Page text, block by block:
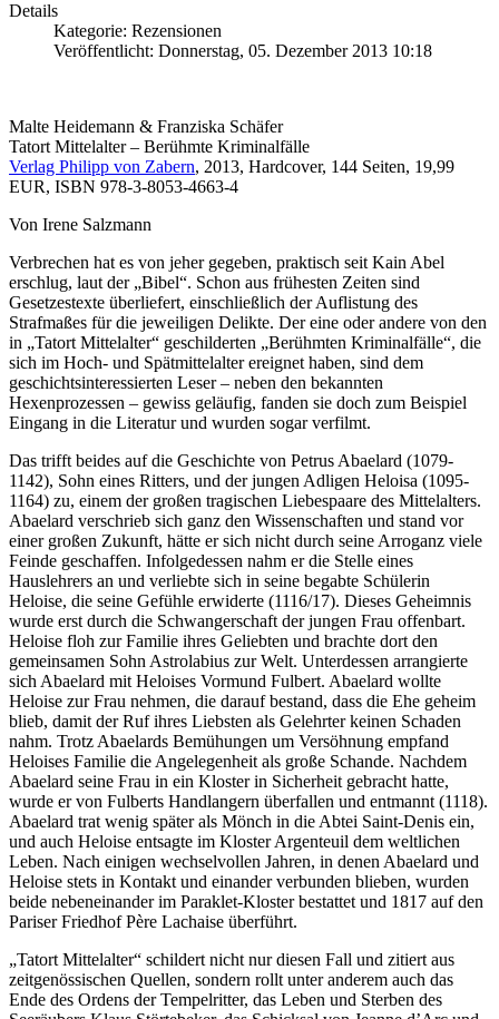
Details
Kategorie: Rezensionen
Veröffentlicht: Donnerstag, 05. Dezember 2013 10:18
Malte Heidemann & Franziska Schäfer
Tatort Mittelalter – Berühmte Kriminalfälle
Verlag Philipp von Zabern, 2013, Hardcover, 144 Seiten, 19,99
EUR, ISBN 978-3-8053-4663-4
Von Irene Salzmann
Verbrechen hat es von jeher gegeben, praktisch seit Kain Abel
erschlug, laut der „Bibel“. Schon aus frühesten Zeiten sind
Gesetzestexte überliefert, einschließlich der Auflistung des
Strafmaßes für die jeweiligen Delikte. Der eine oder andere von den
in „Tatort Mittelalter“ geschilderten „Berühmten Kriminalfälle“, die
sich im Hoch- und Spätmittelalter ereignet haben, sind dem
geschichtsinteressierten Leser – neben den bekannten
Hexenprozessen – gewiss geläufig, fanden sie doch zum Beispiel
Eingang in die Literatur und wurden sogar verfilmt.
Das trifft beides auf die Geschichte von Petrus Abaelard (1079-
1142), Sohn eines Ritters, und der jungen Adligen Heloisa (1095-
1164) zu, einem der großen tragischen Liebespaare des Mittelalters.
Abaelard verschrieb sich ganz den Wissenschaften und stand vor
einer großen Zukunft, hätte er sich nicht durch seine Arroganz viele
Feinde geschaffen. Infolgedessen nahm er die Stelle eines
Hauslehrers an und verliebte sich in seine begabte Schülerin
Heloise, die seine Gefühle erwiderte (1116/17). Dieses Geheimnis
wurde erst durch die Schwangerschaft der jungen Frau offenbart.
Heloise floh zur Familie ihres Geliebten und brachte dort den
gemeinsamen Sohn Astrolabius zur Welt. Unterdessen arrangierte
sich Abaelard mit Heloises Vormund Fulbert. Abaelard wollte
Heloise zur Frau nehmen, die darauf bestand, dass die Ehe geheim
blieb, damit der Ruf ihres Liebsten als Gelehrter keinen Schaden
nahm. Trotz Abaelards Bemühungen um Versöhnung empfand
Heloises Familie die Angelegenheit als große Schande. Nachdem
Abaelard seine Frau in ein Kloster in Sicherheit gebracht hatte,
wurde er von Fulberts Handlangern überfallen und entmannt (1118).
Abaelard trat wenig später als Mönch in die Abtei Saint-Denis ein,
und auch Heloise entsagte im Kloster Argenteuil dem weltlichen
Leben. Nach einigen wechselvollen Jahren, in denen Abaelard und
Heloise stets in Kontakt und einander verbunden blieben, wurden
beide nebeneinander im Paraklet-Kloster bestattet und 1817 auf den
Pariser Friedhof Père Lachaise überführt.
„Tatort Mittelalter“ schildert nicht nur diesen Fall und zitiert aus
zeitgenössischen Quellen, sondern rollt unter anderem auch das
Ende des Ordens der Tempelritter, das Leben und Sterben des